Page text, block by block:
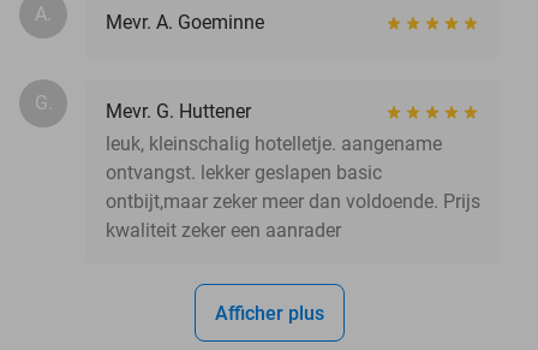
A. Mevr. A. Goeminne
G.
Mevr. G. Huttener
leuk, kleinschalig hotelletje. aangename
ontvangst. lekker geslapen basic
ontbijt,maar zeker meer dan voldoende. Prijs
kwaliteit zeker een aanrader
Afficher plus